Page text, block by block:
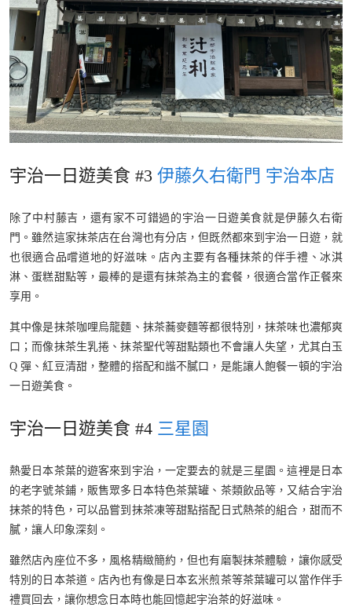
宇治一日遊美食 #3 伊藤久右衛門 宇治本店
除了中村藤吉，還有家不可錯過的宇治一日遊美食就是伊藤久右衛
門。雖然這家抹茶店在台灣也有分店，但既然都來到宇治一日遊，就
也很適合品嚐道地的好滋味。店內主要有各種抹茶的伴手禮、冰淇
淋、蛋糕甜點等，最棒的是還有抹茶為主的套餐，很適合當作正餐來
享用。
其中像是抹茶咖哩烏龍麵、抹茶蕎麥麵等都很特別，抹茶味也濃郁爽
口；而像抹茶生乳捲、抹茶聖代等甜點類也不會讓人失望，尤其白玉
Q 彈、紅豆清甜，整體的搭配和諧不膩口，是能讓人飽餐一頓的宇治
一日遊美食。
宇治一日遊美食 #4 三星園
熱愛日本茶葉的遊客來到宇治，一定要去的就是三星園。這裡是日本
的老字號茶鋪，販售眾多日本特色茶葉罐、茶類飲品等，又結合宇治
抹茶的特色，可以品嘗到抹茶凍等甜點搭配日式熱茶的組合，甜而不
膩，讓人印象深刻。
雖然店內座位不多，風格精緻簡約，但也有磨製抹茶體驗，讓你感受
特別的日本茶道。店內也有像是日本玄米煎茶等茶葉罐可以當作伴手
禮買回去，讓你想念日本時也能回憶起宇治茶的好滋味。